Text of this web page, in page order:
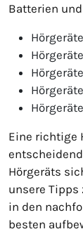
Batterien
Eine richtige
Hörgeräts
unsere
in den
besten